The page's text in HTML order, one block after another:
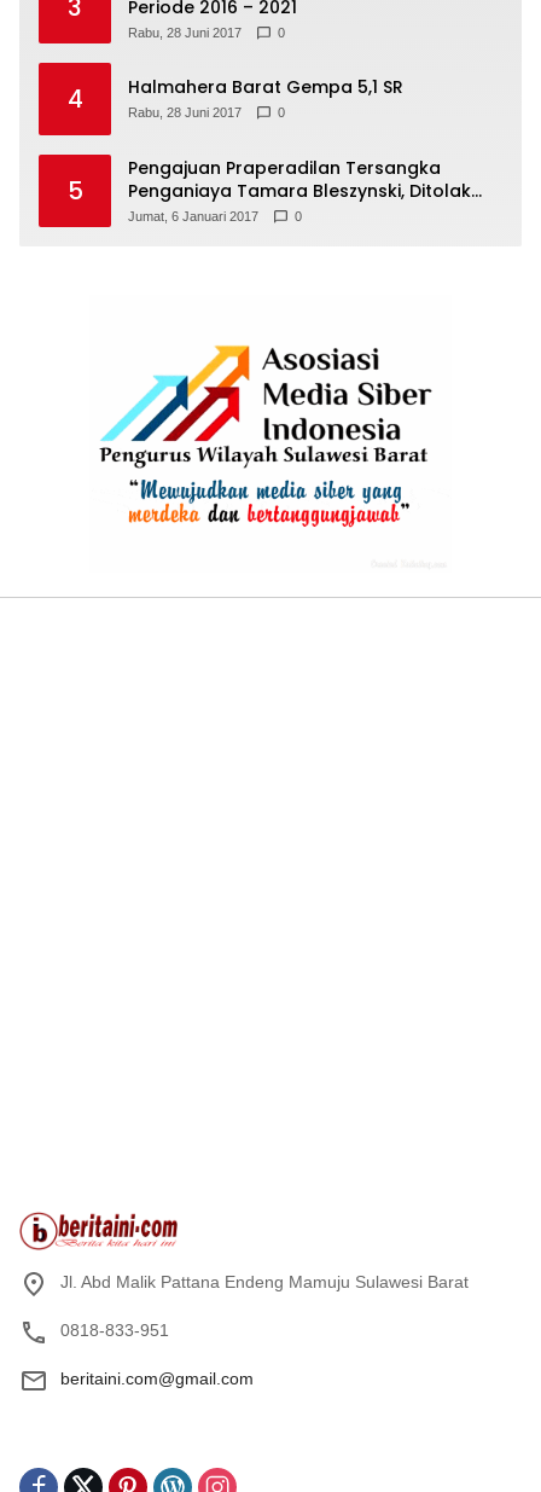
3
Periode 2016 – 2021
Rabu, 28 Juni 2017 0
4 Halmahera Barat Gempa 5,1 SR
Rabu, 28 Juni 2017 0
5
Pengajuan Praperadilan Tersangka
Penganiaya Tamara Bleszynski, Ditolak
Hakim
Jumat, 6 Januari 2017 0
Jl. Abd Malik Pattana Endeng Mamuju Sulawesi Barat
0818-833-951
beritaini.com@gmail.com